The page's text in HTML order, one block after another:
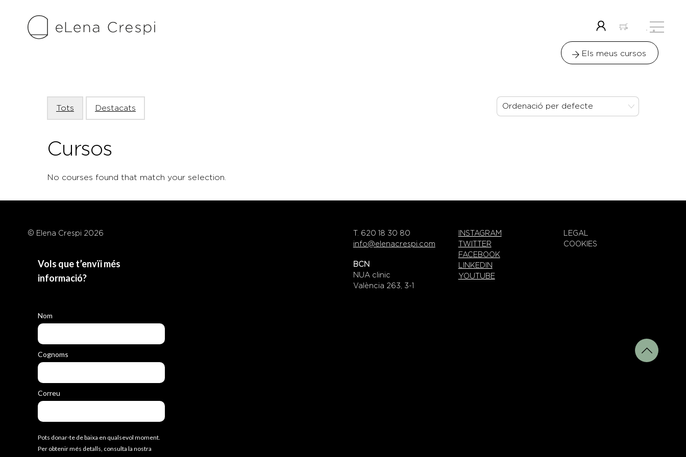
content
Menu
Els meus cursos
Tots Destacats
Cursos
No courses found that match your selection.
© Elena Crespi 2026
Vols que t’envïi més
informació?
Nom
Cognoms
Correu
Pots donar-te de baixa en qualsevol moment.
Per obtenir més detalls, consulta la nostra
T. 620 18 30 80
info@elenacrespi.com
BCN
NUA clinic
València 263, 3-1
INSTAGRAM
TWITTER
FACEBOOK
LINKEDIN
YOUTUBE
LEGAL
COOKIES